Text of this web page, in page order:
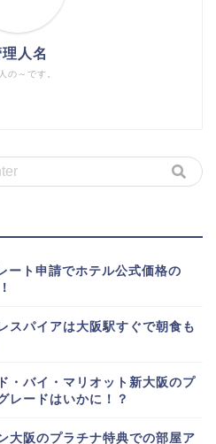
の～です。
人名
ート申請でホテル公式価格の
スパイアは大阪駅すぐで朝食も
・バイ・マリオット新大阪のプ
レードはいかに！？
大阪のプラチナ特典での部屋ア